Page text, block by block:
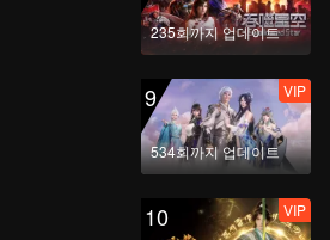
235회까지 업데이트
9
534회까지 업데이트
VIP
10 VIP